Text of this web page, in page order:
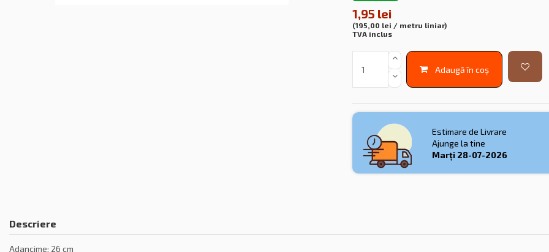
1,95 lei
(195,00 lei / metru liniar)
TVA inclus
Adaugă în coș
Estimare de Livrare
Ajunge la tine
Marți 28-07-2026
Descriere
Adancime: 26 cm